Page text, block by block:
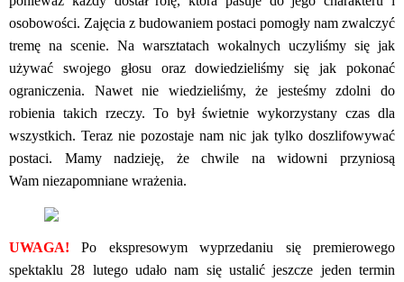
osobowości. Zajęcia z budowaniem postaci pomogły nam zwalczyć
tremę na scenie. Na warsztatach wokalnych uczyliśmy się jak
używać swojego głosu oraz dowiedzieliśmy się jak pokonać
ograniczenia. Nawet nie wiedzieliśmy, że jesteśmy zdolni do
robienia takich rzeczy. To był świetnie wykorzystany czas dla
wszystkich. Teraz nie pozostaje nam nic jak tylko doszlifowywać
postaci. Mamy nadzieję, że chwile na widowni przyniosą
Wam niezapomniane wrażenia.
UWAGA!
Po ekspresowym wyprzedaniu się premierowego
spektaklu 28 lutego udało nam się ustalić jeszcze jeden termin